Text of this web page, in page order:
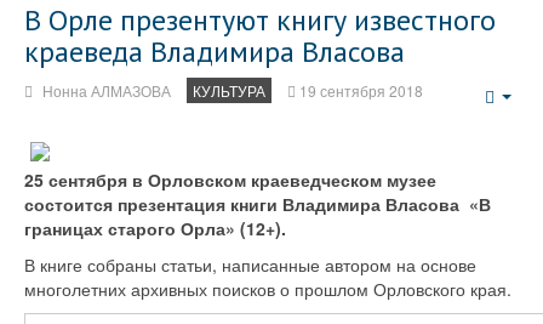
В Орле презентуют книгу известного
краеведа Владимира Власова
Нонна АЛМАЗОВА КУЛЬТУРА 19 сентября 2018
25 сентября в Орловском краеведческом музее
состоится презентация книги Владимира Власова «В
границах старого Орла» (12+).
В книге собраны статьи, написанные автором на основе
многолетних архивных поисков о прошлом Орловского края.